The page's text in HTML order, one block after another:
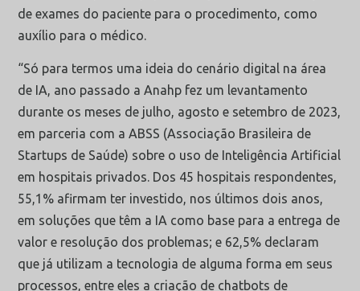
de exames do paciente para o procedimento, como
auxílio para o médico.
“Só para termos uma ideia do cenário digital na área
de IA, ano passado a Anahp fez um levantamento
durante os meses de julho, agosto e setembro de 2023,
em parceria com a ABSS (Associação Brasileira de
Startups de Saúde) sobre o uso de Inteligência Artificial
em hospitais privados. Dos 45 hospitais respondentes,
55,1% afirmam ter investido, nos últimos dois anos,
em soluções que têm a IA como base para a entrega de
valor e resolução dos problemas; e 62,5% declaram
que já utilizam a tecnologia de alguma forma em seus
processos, entre eles a criação de chatbots de